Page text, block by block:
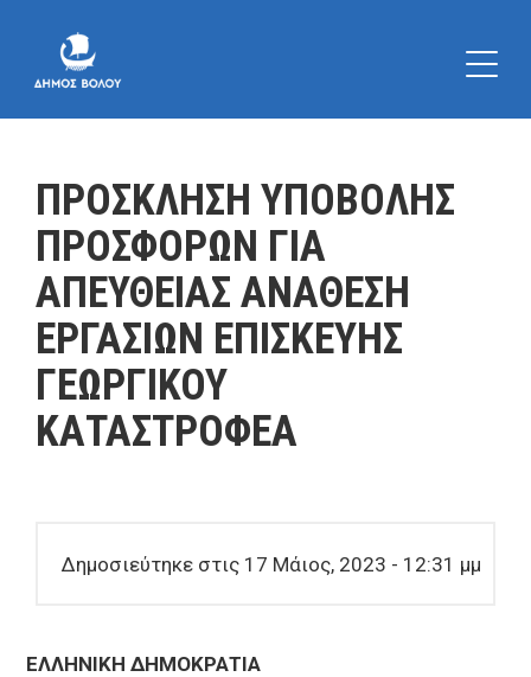
ΠΡΟΣΚΛΗΣΗ ΥΠΟΒΟΛΗΣ
ΠΡΟΣΦΟΡΩΝ ΓΙΑ
ΑΠΕΥΘΕΙΑΣ ΑΝΑΘΕΣΗ
ΕΡΓΑΣΙΩΝ ΕΠΙΣΚΕΥΗΣ
ΓΕΩΡΓΙΚΟΥ
ΚΑΤΑΣΤΡΟΦΕΑ
Δημοσιεύτηκε στις 17 Μάιος, 2023 - 12:31 μμ
ΕΛΛΗΝΙΚΗ ΔΗΜΟΚΡΑΤΙΑ